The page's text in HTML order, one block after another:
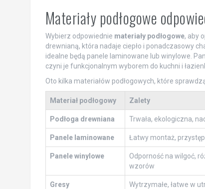
Materiały podłogowe
Wybierz odpowiednie materiały podłogowe, aby
drewnianą, która nadaje ciepło i ponadczasowy
idealne będą panele laminowane lub winylowe.
czyni je funkcjonalnym wyborem do kuchni i
Oto kilka materiałów podłogowych, które
Materiał podłogowy Zalety
Podłoga drewniana Trwała, ekologiczna,
Panele laminowane Łatwy montaż,
Panele winylowe
Odporność na wilgoć,
wzorów
Gresy
Wytrzymałe, łatwe w